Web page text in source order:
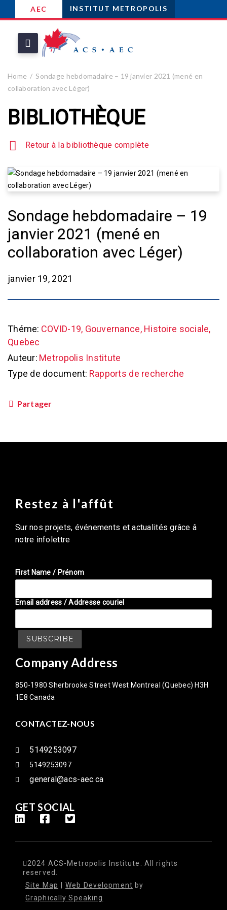
AEC INSTITUT METROPOLIS
Home
Sondage hebdomadaire – 19 janvier 2021 (mené en
collaboration avec Léger)
BIBLIOTHÈQUE
Retour à la bibliothèque complète
Sondage hebdomadaire – 19
janvier 2021 (mené en
collaboration avec Léger)
janvier 19, 2021
Théme: COVID-19, Gouvernance, Histoire sociale,
Quebec
Auteur: Metropolis Institute
Type de document: Rapports de recherche
Partager
Restez à l'affût
Sur nos projets, événements et actualités grâce â
notre infolettre
First Name / Prénom
Email address / Addresse couriel
Company Address
850-1980 Sherbrooke Street West Montreal (Quebec) H3H
1E8 Canada
CONTACTEZ-NOUS
5149253097
5149253097
general@acs-aec.ca
GET SOCIAL
2024 ACS-Metropolis Institute. All rights
reserved.
Site Map
Web Development by
Graphically Speaking